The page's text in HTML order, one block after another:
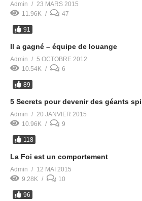
Admin
23 MARS 2015
11.96K
47
91
Il a gagné – équipe de louange
Admin
5 OCTOBRE 2012
10.54K
6
89
5 Secrets pour devenir des géants
Admin
20 JANVIER 2015
10.96K
9
118
La Foi est un comportement
Admin
12 MAI 2015
9.28K
10
96